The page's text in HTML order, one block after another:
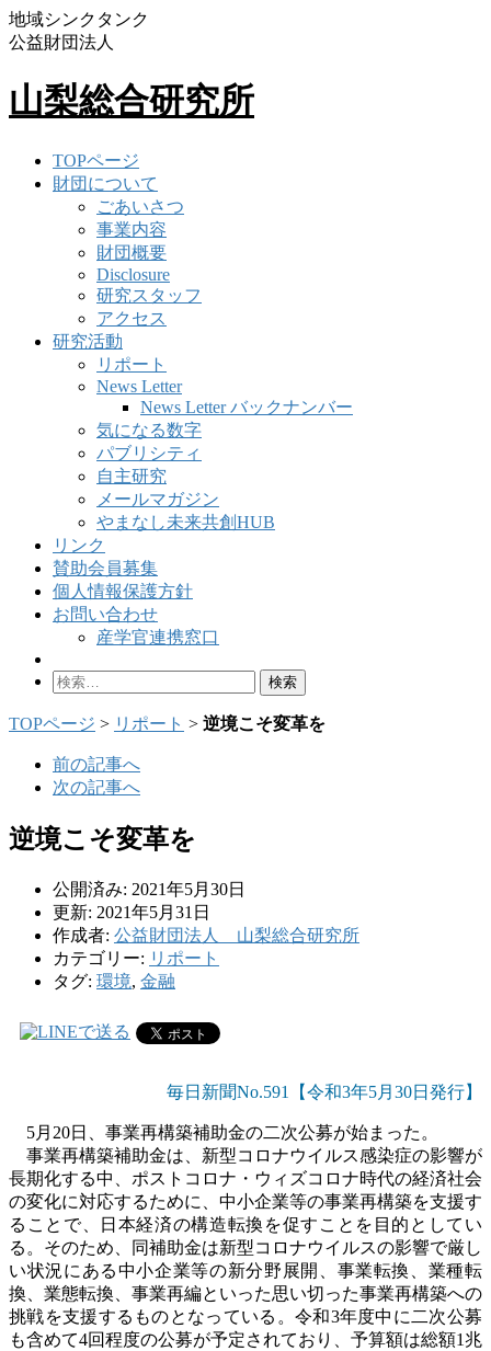
地域シンクタンク
公益財団法人
山梨総合研究所
TOPページ
財団について
ごあいさつ
事業内容
財団概要
Disclosure
研究スタッフ
アクセス
研究活動
リポート
News Letter
News Letter バックナンバー
気になる数字
パブリシティ
自主研究
メールマガジン
やまなし未来共創HUB
リンク
賛助会員募集
個人情報保護方針
お問い合わせ
産学官連携窓口
検
TOPページ > リポート > 逆境こそ変革を
前の記事へ
次の記事へ
逆境こそ変革を
公開済み: 2021年5月30日
更新: 2021年5月31日
作成者: 公益財団法人 山梨総合研究所
カテゴリー: リポート
タグ: 環境, 金融
毎日新聞No.591【令和3年5月30日発行】
5月 20日、事業再構築補助金の二次公募が始まった。
事業再構築補助金は、新型コロナウイルス感染症の影響が
長期化する中、ポストコロナ・ウィズコロナ時代の経済社会
の変化に対応するために、中小企業等の事業再構築を支援す
ることで、日本経済の構造転換を促すことを目的としてい
る。そのため、同補助金は新型コロナウイルスの影響で厳し
い状況にある中小企業等の新分野展開、事業転換、業種転
換、業態転換、事業再編といった思い切った事業再構築への
挑戦を支援するものとなっている。令和3年度中に二次公募
も含めて4回程度の公募が予定されており、予算額は総額1兆